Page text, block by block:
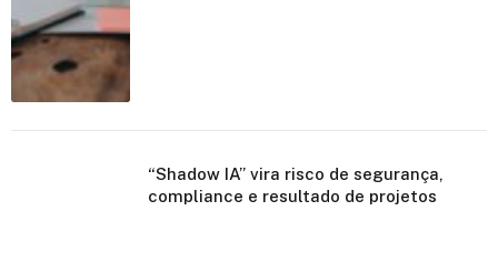
“Shadow IA” vira risco de segurança,
compliance e resultado de projetos